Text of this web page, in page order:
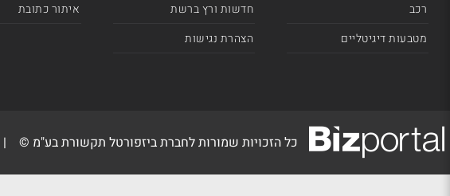
רכב
מטבעות דיגיטליים
חדשות ורץ ברשת
הצהרת נגישות
איתור כתובת
כל הזכויות שמורות לחברת ביזפורטל תקשורת בע"מ © |